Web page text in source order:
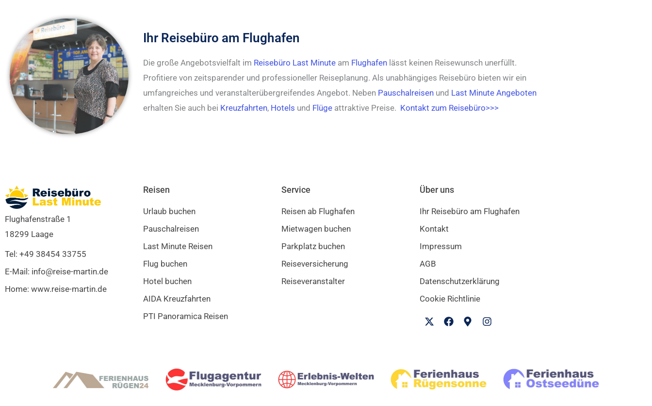
Ihr Reisebüro am Flughafen
Die große Angebotsvielfalt im Reisebüro Last Minuteam Flughafenlässt keinen Reisewunsch unerfüllt.
Profitiere von zeitsparender und professioneller Reiseplanung. Als unabhängiges Reisebüro bieten wir ein
umfangreiches und veranstalterübergreifendes Angebot. Neben Pauschalreisenund Last Minute Angeboten
erhalten Sie auch bei Kreuzfahrten, Hotels und Flügeattraktive Preise. Kontakt zum Reisebüro>>>
Flughafenstraße 1
18299 Laage
Tel: +49 38454 33755
E-Mail: info@reise-martin.de
Home: www.reise-martin.de
Reisen
Urlaub buchen
Pauschalreisen
Last Minute Reisen
Flug buchen
Hotel buchen
AIDA Kreuzfahrten
PTI Panoramica Reisen
Service
Reisen ab Flughafen
Mietwagen buchen
Parkplatz buchen
Reiseversicherung
Reiseveranstalter
Über uns
Ihr Reisebüro am Flughafen
Kontakt
Impressum
AGB
Datenschutzerklärung
Cookie Richtlinie